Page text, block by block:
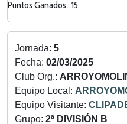
Puntos Ganados : 15
Jornada: 5
Fecha: 02/03/2025
Club Org.:
Equipo Local:
Equipo Visitante:
Grupo: 2ª DIVISIÓN B